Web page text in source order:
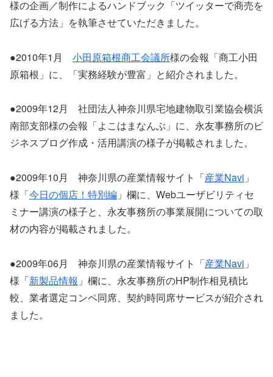
様の企画／制作によるハンドブック「ツイッターで商売を
広げる方法」を執筆させていただきました。
●2010年1月 小田原箱根商工会議所様の会報「商工小田
原箱根」に、「実務経験が豊富」と紹介されました。
●2009年12月 社団法人神奈川県宅地建物取引業協会横浜
南部支部様の会報「よこはまなんぶ」に、永友事務所のビ
ジネスブログ作成・活用講演の様子が掲載されました。
●2009年10月 神奈川県の産業情報サイト「産業Navi 」
様「今日の個店！特別編 」欄に、Webユーザビリティセ
ミナー講演の様子と、永友事務所の事業展開についての取
材の内容が掲載されました。
●2009年06月 神奈川県の産業情報サイト「産業Navi 」
様「新製品情報 」欄に、永友事務所のHP制作相見積比
較、業者選定コンペ同席、契約時同席サービスが紹介され
ました。